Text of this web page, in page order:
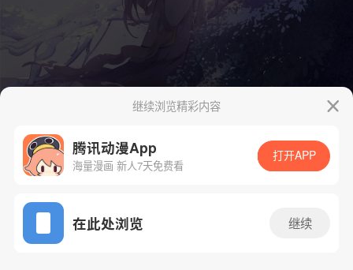
App免费看
继续浏览精彩内容
腾讯动漫App
海量漫画 新人7天免费看
打开APP
在此处浏览 继续